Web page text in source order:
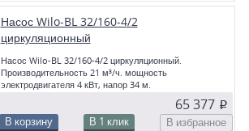
Насос Wilo-BL 32/160-4/2
циркуляционный
Насос Wilo-BL 32/160-4/2 циркуляционный.
Производительность 21 м³/ч. мощность
электродвигателя 4 кВт, напор 34 м.
65 377 p
В корзину В 1 клик
В избранное